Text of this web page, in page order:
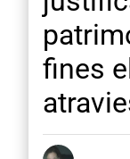
fines